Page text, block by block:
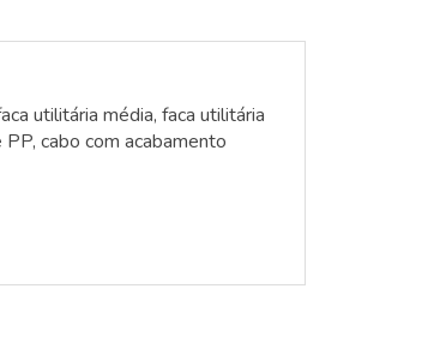
utilitária média, faca utilitária
cabo com acabamento